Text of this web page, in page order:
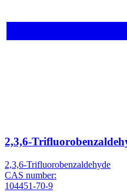
2,3,6-
2,3,6-Trifluorobenzaldehyde
CAS number:
104451-70-9